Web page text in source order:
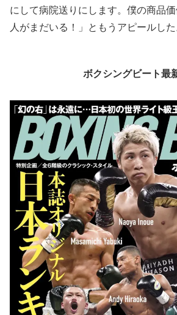
にして病院送りにします。僕の商品
人がまだいる！」ともうアピールした
ボクシングビート最